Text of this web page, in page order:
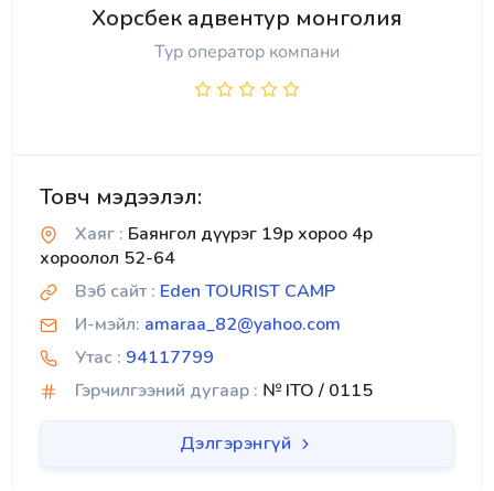
Хорсбек адвентур монголия
Тур оператор компани
Товч мэдээлэл:
Хаяг : Баянгол дүүрэг 19р хороо 4р
хороолол 52-64
Вэб сайт : Eden TOURIST CAMP
И-мэйл: amaraa_82@yahoo.com
Утас : 94117799
Гэрчилгээний дугаар : № ITO / 0115
Дэлгэрэнгүй